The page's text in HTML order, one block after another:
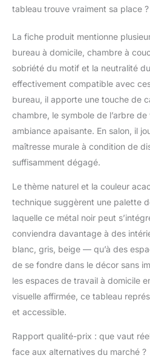
tableau trouve vraiment sa place ?
La fiche produit mentionne
bureau à domicile, chambre à
sobriété du motif et la neutralité
effectivement compatible avec
bureau, il apporte une touche de
chambre, le symbole de l’arbre
ambiance apaisante. En salon, il
maîtresse murale à condition de
suffisamment dégagé.
Le thème naturel et la couleur
technique suggèrent une palette
laquelle ce métal noir peut
conviendra davantage à des
blanc, gris, beige — qu’à des
de se fondre dans le décor sans
les espaces de travail à domicile
visuelle affirmée, ce tableau
et accessible.
Rapport qualité-prix : que vaut
face aux alternatives du marché ?